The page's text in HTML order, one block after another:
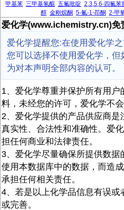
甲基苯 三甲基氢醌 五氟吡啶 2,3,5,6-四氟苯
醇 金刚烷酮 5-氟-1-茚酮 2-甲
爱化学(www.ichemistry.cn)免
爱化学提醒您:在使用爱化学
您可以选择不使用爱化学，
为对本声明全部内容的认可。
1、爱化学尊重并保护所有用
料，未经您的许可，爱化学不
2、爱化学提供的产品供应商
真实性、合法性和准确性。爱
担任何商业和法律责任。
3、爱化学尽量确保所提供数
使用本数据库中的数据，而造
承担任何相关责任。
4、若是以上化学品信息有误或
或完善。